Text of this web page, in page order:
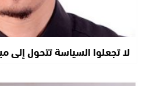
لا تجعلوا السياسة تتحول إلى